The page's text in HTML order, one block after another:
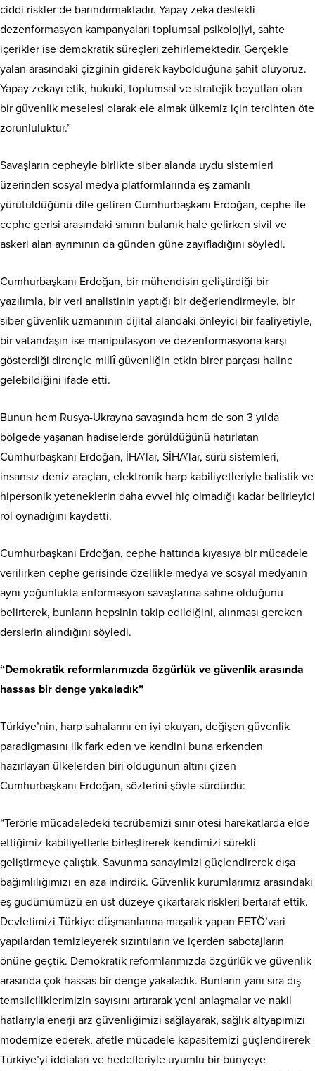
ciddi riskler de barındırmaktadır. Yapay zeka destekli
dezenformasyon kampanyaları toplumsal psikolojiyi, sahte
içerikler ise demokratik süreçleri zehirlemektedir. Gerçekle
yalan arasındaki çizginin giderek kaybolduğuna şahit oluyoruz.
Yapay zekayı etik, hukuki, toplumsal ve stratejik boyutları olan
bir güvenlik meselesi olarak ele almak ülkemiz için tercihten öte
zorunluluktur.”
Savaşların cepheyle birlikte siber alanda uydu sistemleri
üzerinden sosyal medya platformlarında eş zamanlı
yürütüldüğünü dile getiren Cumhurbaşkanı Erdoğan, cephe ile
cephe gerisi arasındaki sınırın bulanık hale gelirken sivil ve
askeri alan ayrımının da günden güne zayıfladığını söyledi.
Cumhurbaşkanı Erdoğan, bir mühendisin geliştirdiği bir
yazılımla, bir veri analistinin yaptığı bir değerlendirmeyle, bir
siber güvenlik uzmanının dijital alandaki önleyici bir faaliyetiyle,
bir vatandaşın ise manipülasyon ve dezenformasyona karşı
gösterdiği dirençle millî güvenliğin etkin birer parçası haline
gelebildiğini ifade etti.
Bunun hem Rusya-Ukrayna savaşında hem de son 3 yılda
bölgede yaşanan hadiselerde görüldüğünü hatırlatan
Cumhurbaşkanı Erdoğan, İHA’lar, SİHA’lar, sürü sistemleri,
insansız deniz araçları, elektronik harp kabiliyetleriyle balistik ve
hipersonik yeteneklerin daha evvel hiç olmadığı kadar belirleyici
rol oynadığını kaydetti.
Cumhurbaşkanı Erdoğan, cephe hattında kıyasıya bir mücadele
verilirken cephe gerisinde özellikle medya ve sosyal medyanın
aynı yoğunlukta enformasyon savaşlarına sahne olduğunu
belirterek, bunların hepsinin takip edildiğini, alınması gereken
derslerin alındığını söyledi.
“Demokratik reformlarımızda özgürlük ve güvenlik arasında
hassas bir denge yakaladık”
Türkiye’nin, harp sahalarını en iyi okuyan, değişen güvenlik
paradigmasını ilk fark eden ve kendini buna erkenden
hazırlayan ülkelerden biri olduğunun altını çizen
Cumhurbaşkanı Erdoğan, sözlerini şöyle sürdürdü:
“Terörle mücadeledeki tecrübemizi sınır ötesi harekatlarda elde
ettiğimiz kabiliyetlerle birleştirerek kendimizi sürekli
geliştirmeye çalıştık. Savunma sanayimizi güçlendirerek dışa
bağımlılığımızı en aza indirdik. Güvenlik kurumlarımız arasındaki
eş güdümümüzü en üst düzeye çıkartarak riskleri bertaraf ettik.
Devletimizi Türkiye düşmanlarına maşalık yapan FETÖ’vari
yapılardan temizleyerek sızıntıların ve içerden sabotajların
önüne geçtik. Demokratik reformlarımızda özgürlük ve güvenlik
arasında çok hassas bir denge yakaladık. Bunların yanı sıra dış
temsilciliklerimizin sayısını artırarak yeni anlaşmalar ve nakil
hatlarıyla enerji arz güvenliğimizi sağlayarak, sağlık altyapımızı
modernize ederek, afetle mücadele kapasitemizi güçlendirerek
Türkiye’yi iddiaları ve hedefleriyle uyumlu bir bünyeye